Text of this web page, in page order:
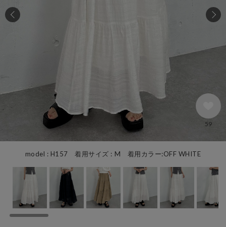
model : H157 着用サイズ : M 着用カラー:OFF WHITE
59